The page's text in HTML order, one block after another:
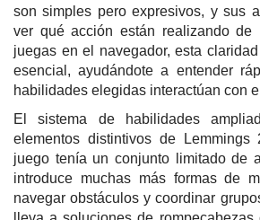
son simples pero expresivos, y sus
ver qué acción están realizando de
juegas en el navegador, esta
esencial, ayudándote a entender
habilidades elegidas interactúan con
El sistema de habilidades
elementos distintivos de
juego tenía un conjunto limitado de
introduce muchas más formas de
navegar obstáculos y coordinar